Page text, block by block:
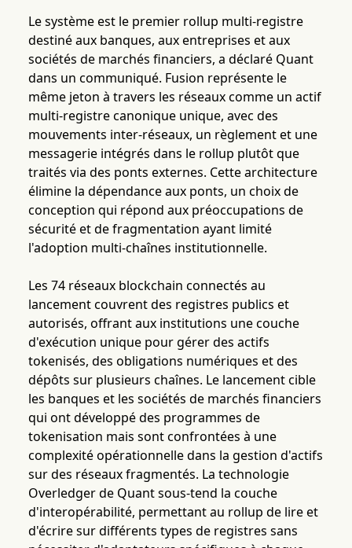
Le système est le premier rollup multi-registre
destiné aux banques, aux entreprises et aux
sociétés de marchés financiers, a déclaré Quant
dans un communiqué. Fusion représente le
même jeton à travers les réseaux comme un actif
multi-registre canonique unique, avec des
mouvements inter-réseaux, un règlement et une
messagerie intégrés dans le rollup plutôt que
traités via des ponts externes. Cette architecture
élimine la dépendance aux ponts, un choix de
conception qui répond aux préoccupations de
sécurité et de fragmentation ayant limité
l'adoption multi-chaînes institutionnelle.
Les 74 réseaux blockchain connectés au
lancement couvrent des registres publics et
autorisés, offrant aux institutions une couche
d'exécution unique pour gérer des actifs
tokenisés, des obligations numériques et des
dépôts sur plusieurs chaînes. Le lancement cible
les banques et les sociétés de marchés financiers
qui ont développé des programmes de
tokenisation mais sont confrontées à une
complexité opérationnelle dans la gestion d'actifs
sur des réseaux fragmentés. La technologie
Overledger de Quant sous-tend la couche
d'interopérabilité, permettant au rollup de lire et
d'écrire sur différents types de registres sans